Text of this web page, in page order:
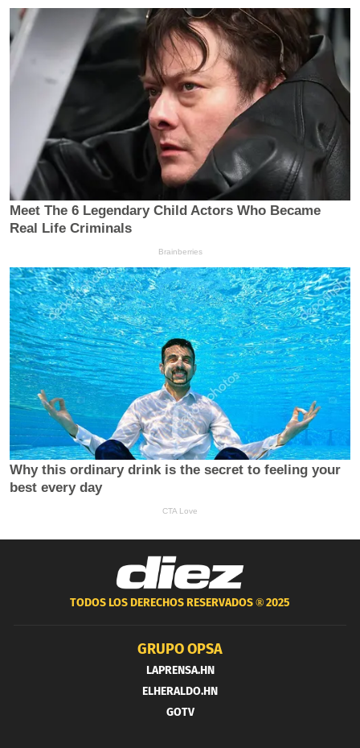
TODOS LOS DERECHOS RESERVADOS ®2025
GRUPO OPSA
LAPRENSA.HN
ELHERALDO.HN
GOTV